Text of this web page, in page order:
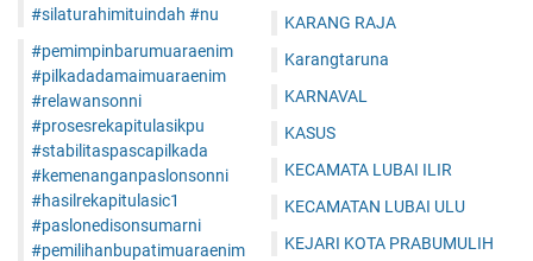
#silaturahimituindah #nu
#pemimpinbarumuaraenim
#pilkadadamaimuaraenim
#relawansonni
#prosesrekapitulasikpu
#stabilitaspascapilkada
#kemenanganpaslonsonni
#hasilrekapitulasic1
#paslonedisonsumarni
#pemilihanbupatimuaraenim
KARANG RAJA
Karangtaruna
KARNAVAL
KASUS
KECAMATA LUBAI ILIR
KECAMATAN LUBAI ULU
KEJARI KOTA PRABUMULIH